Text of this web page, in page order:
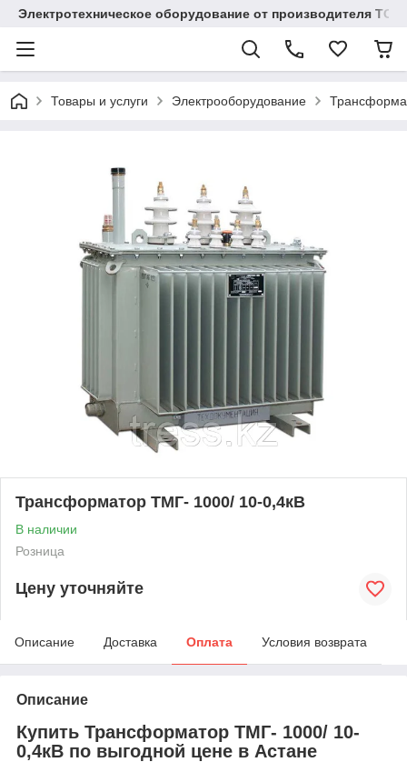
Электротехническое оборудование от производителя TOO
Товары и услуги Электрооборудование
Трансформатор ТМГ- 1000/ 10-0,4кВ
В наличии
Розница
Цену уточняйте
Описание Доставка Оплата Условия возврата
Описание
Купить Трансформатор ТМГ- 1000/ 10-
0,4кВ по выгодной цене в Астане